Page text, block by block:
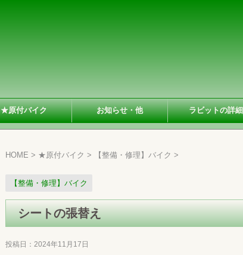
★原付バイク お知らせ・他 ラビットの詳細
HOME > ★原付バイク > 【整備・修理】バイク >
【整備・修理】バイク
シートの張替え
投稿日： 2024年11月17日